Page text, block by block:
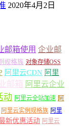
2020年4月2日
邮箱使用 企业邮
规格族 对象存储OSS
阿里云CDN 阿里
邮箱 阿里云企业
动 阿里云全站加速 阿
阿里云实例规格族 阿里
新优惠活动 阿里云